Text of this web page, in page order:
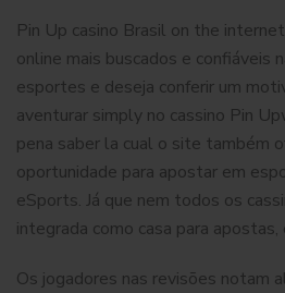
Pin Up casino Brasil on the
online mais buscados e confiáveis
esportes e deseja conferir um
aventurar simply no cassino Pin
pena saber la cual o site também
oportunidade para apostar em
eSports. Já que nem todos os
integrada como casa para
Os jogadores nas revisões notam